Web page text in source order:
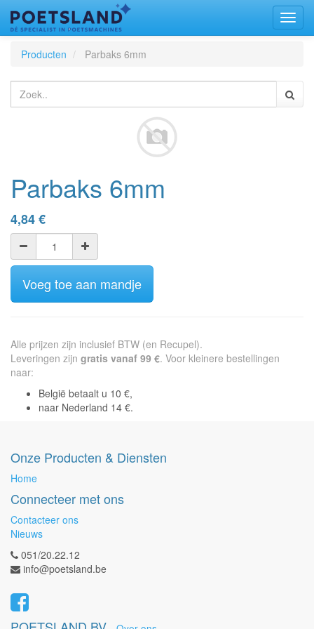
Producten
Parbaks 6mm
Parbaks 6mm
4,84€
Voeg toe aan mandje
Alle prijzen zijn inclusief BTW (en Recupel).
Leveringen zijn gratis vanaf 99 €. Voor kleinere bestellingen
naar:
België betaalt u 10 €,
naar Nederland 14 €.
Onze Producten & Diensten
Home
Connecteer met ons
Contacteer ons
Nieuws
051/20.22.12
info@poetsland.be